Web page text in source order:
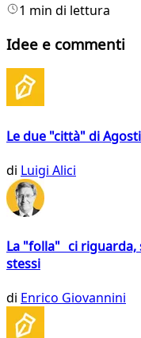
1 min di lettura
Idee e commenti
Le due "città" di
di Luigi Alici
La "folla" ci riguarda,
stessi
di Enrico Giovannini